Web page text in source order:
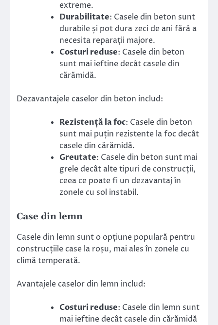
extreme.
Durabilitate: Casele din beton sunt
durabile și pot dura zeci de ani fără a
necesita reparații majore.
Costuri reduse: Casele din beton
sunt mai ieftine decât casele din
cărămidă.
Dezavantajele caselor din beton includ:
Rezistență la foc: Casele din beton
sunt mai puțin rezistente la foc decât
casele din cărămidă.
Greutate: Casele din beton sunt mai
grele decât alte tipuri de construcții,
ceea ce poate fi un dezavantaj în
zonele cu sol instabil.
Case din lemn
Casele din lemn sunt o opțiune populară pentru
construcțiile case la roșu, mai ales în zonele cu
climă temperată.
Avantajele caselor din lemn includ:
Costuri reduse: Casele din lemn sunt
mai ieftine decât casele din cărămidă